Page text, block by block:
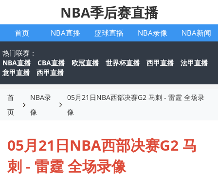
NBA季后赛直播
首页 NBA直播 篮球直播 NBA录像 NBA新闻
热门联赛：
NBA直播
CBA直播 欧冠直播 世界杯直播 西甲直播
法甲直播
意甲直播
西甲直播
首
页
NBA录
像
05月21日NBA西部决赛G2 马刺 - 雷霆 全场录
像
05月21日NBA西部决赛G2 马
刺 - 雷霆 全场录像